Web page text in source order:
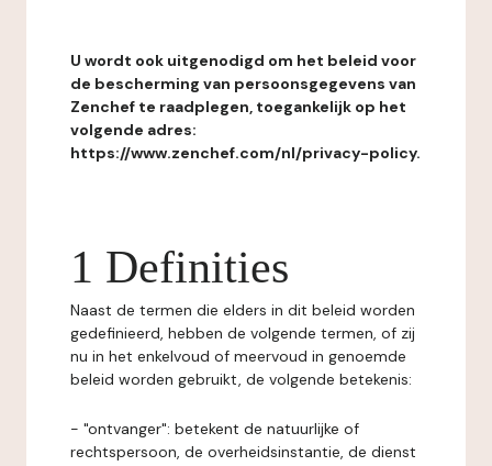
U wordt ook uitgenodigd om het beleid voor
de bescherming van persoonsgegevens van
Zenchef te raadplegen, toegankelijk op het
volgende adres:
https://www.zenchef.com/nl/privacy-policy.
1 Definities
Naast de termen die elders in dit beleid worden
gedefinieerd, hebben de volgende termen, of zij
nu in het enkelvoud of meervoud in genoemde
beleid worden gebruikt, de volgende betekenis:
- "ontvanger": betekent de natuurlijke of
rechtspersoon, de overheidsinstantie, de dienst